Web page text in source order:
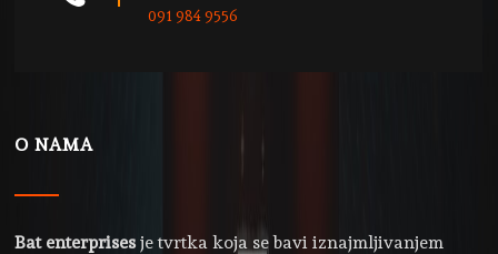
091 984 9556
O NAMA
Bat enterprises je tvrtka koja se bavi iznajmljivanjem